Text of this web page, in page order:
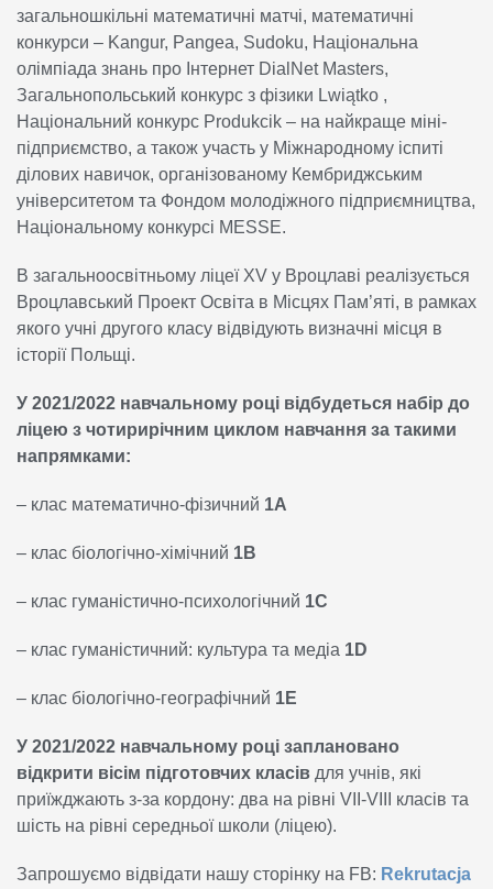
загальношкільні математичні матчі, математичні
конкурси – Kangur, Pangea, Sudoku, Національна
олімпіада знань про Інтернет DialNet Masters,
Загальнопольський конкурс з фізики Lwiątko ,
Національний конкурс Produkcik – на найкраще міні-
підприємство, а також участь у Міжнародному іспиті
ділових навичок, організованому Кембриджським
університетом та Фондом молодіжного підприємництва,
Національному конкурсі MESSE.
В загальноосвітньому ліцеї XV у Вроцлаві реалізується
Вроцлавський Проект Освіта в Місцяx Пам’яті, в рамках
якого учні другого класу відвідують визначні місця в
історії Польщі.
У 2021/2022 навчальному році відбудеться набір до
ліцею з чотирирічним циклом навчання за такими
напрямками:
– клас математично-фізичний 1А
– клас біологічно-хімічний 1В
– клас гуманістично-психологічний 1С
– клас гуманістичний: культура та медіа 1D
– клас біологічно-географічний 1Е
У 2021/2022 навчальному році заплановано
відкрити вісім підготовчих класів для учнів, які
приїжджають з-за кордону: два на рівні VII-VIII класів та
шість на рівні середньої школи (ліцею).
Запрошуємо відвідати нашу сторінку на FB: Rekrutacja